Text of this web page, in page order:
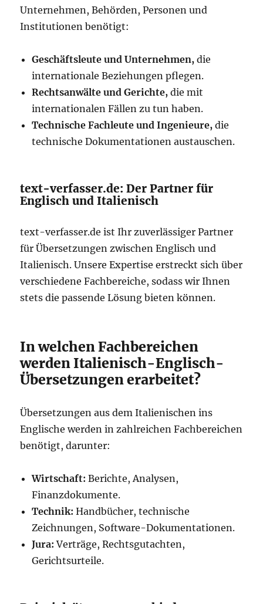
Unternehmen, Behörden, Personen und
Institutionen benötigt:
Geschäftsleute und Unternehmen, die
internationale Beziehungen pflegen.
Rechtsanwälte und Gerichte, die mit
internationalen Fällen zu tun haben.
Technische Fachleute und Ingenieure, die
technische Dokumentationen austauschen.
text-verfasser.de: Der Partner für
Englisch und Italienisch
text-verfasser.de ist Ihr zuverlässiger Partner
für Übersetzungen zwischen Englisch und
Italienisch. Unsere Expertise erstreckt sich über
verschiedene Fachbereiche, sodass wir Ihnen
stets die passende Lösung bieten können.
In welchen Fachbereichen
werden Italienisch-Englisch-
Übersetzungen erarbeitet?
Übersetzungen aus dem Italienischen ins
Englische werden in zahlreichen Fachbereichen
benötigt, darunter:
Wirtschaft: Berichte, Analysen,
Finanzdokumente.
Technik: Handbücher, technische
Zeichnungen, Software-Dokumentationen.
Jura: Verträge, Rechtsgutachten,
Gerichtsurteile.